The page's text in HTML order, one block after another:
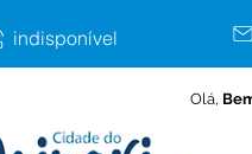
indisponível
Olá,